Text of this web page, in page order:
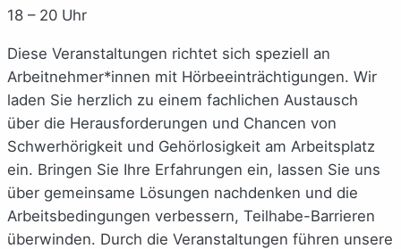
18 – 20 Uhr
Diese Veranstaltungen richtet sich speziell an
Arbeitnehmer*innen mit Hörbeeinträchtigungen. Wir
laden Sie herzlich zu einem fachlichen Austausch
über die Herausforderungen und Chancen von
Schwerhörigkeit und Gehörlosigkeit am Arbeitsplatz
ein. Bringen Sie Ihre Erfahrungen ein, lassen Sie uns
über gemeinsame Lösungen nachdenken und die
Arbeitsbedingungen verbessern, Teilhabe-Barrieren
überwinden. Durch die Veranstaltungen führen unsere